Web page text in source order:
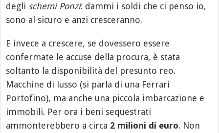
degli schemi Ponzi: dammi i soldi che ci penso io,
sono al sicuro e anzi cresceranno.
E invece a crescere, se dovessero essere
confermate le accuse della procura, è stata
soltanto la disponibilità del presunto reo.
Macchine di lusso (si parla di una Ferrari
Portofino), ma anche una piccola imbarcazione e
immobili. Per ora i beni sequestrati
ammonterebbero a circa 2 milioni di euro. Non